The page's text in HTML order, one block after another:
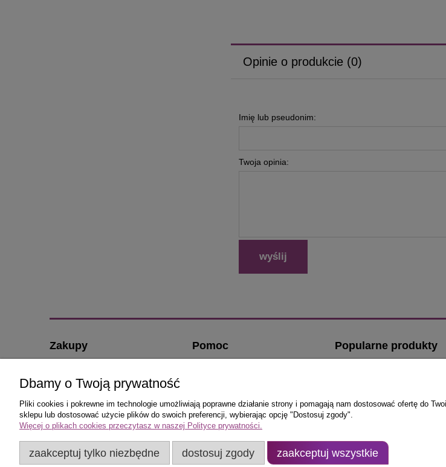
Opinie o produkcie (0)
Imię lub pseudonim:
Twoja opinia:
wyślij
Zakupy
Formy płatności
Koszt dostawy
Reklamacje i zwroty
Pomoc
Jak kupować?
Częste pytania
Polityka prywatności
Regulamin sklepu Klamki-
Drzwiowe.com
Popularne produkty
Klamki ze stali nierdzewnej
Klamki do drzwi
zewnętrznych
Dbamy o Twoją prywatność
Pliki cookies i pokrewne im technologie umożliwiają poprawne działanie strony i pomagają nam dostosować ofertę do
sklepu lub dostosować użycie plików do swoich preferencji, wybierając opcję "Dostosuj zgody".
Więcej o plikach cookies przeczytasz w naszej Polityce prywatności.
zaakceptuj tylko niezbędne dostosuj zgody zaakceptuj wszystkie